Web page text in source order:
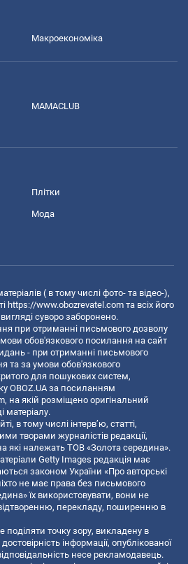
Макроекономіка
MAMACLUB
Плітки
Мода
( в тому числі фото- та відео-),
https://www.obozrevatel.com та всіх його
суворо заборонено.
при отриманні письмового дозволу
обов'язкового посилання на сайт
- при отриманні письмового
та за умови обов'язкового
для пошукових систем,
OBOZ.UA за посиланням
, на якій розміщено оригінальний
матеріалу.
в тому числі інтерв’ю, статті,
творами журналістів редакції,
які належать ТОВ «Золота середина».
Getty Images редакція має
законом України «Про авторські
не має права без письмового
їх використовувати, вони не
перекладу, поширенню в
поділяти точку зору, викладену в
інформації, опублікованої
несе рекламодавець.